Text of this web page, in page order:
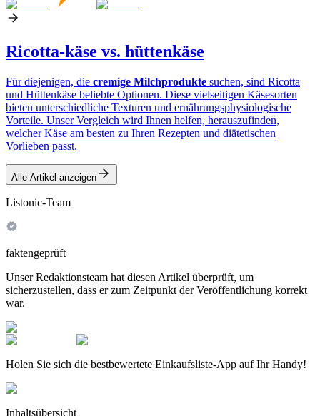
Ricotta-käse vs. hüttenkäse
Für diejenigen, die cremige Milchprodukte suchen, sind Ricotta
und Hüttenkäse beliebte Optionen. Diese vielseitigen Käsesorten
bieten unterschiedliche Texturen und ernährungsphysiologische
Vorteile. Unser Vergleich wird Ihnen helfen, herauszufinden,
welcher Käse am besten zu Ihren Rezepten und diätetischen
Vorlieben passt.
Alle Artikel anzeigen
Listonic-Team
faktengeprüft
Unser Redaktionsteam hat diesen Artikel überprüft, um
sicherzustellen, dass er zum Zeitpunkt der Veröffentlichung korrekt
war.
Holen Sie sich die bestbewertete Einkaufsliste-App auf Ihr Handy!
Inhaltsübersicht